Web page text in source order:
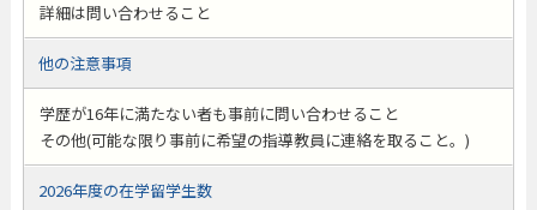
詳細は問い合わせること
他の注意事項
学歴が16年に満たない者も事前に問い合わせること
その他(可能な限り事前に希望の指導教員に連絡を取ること。)
2026年度の在学留学生数